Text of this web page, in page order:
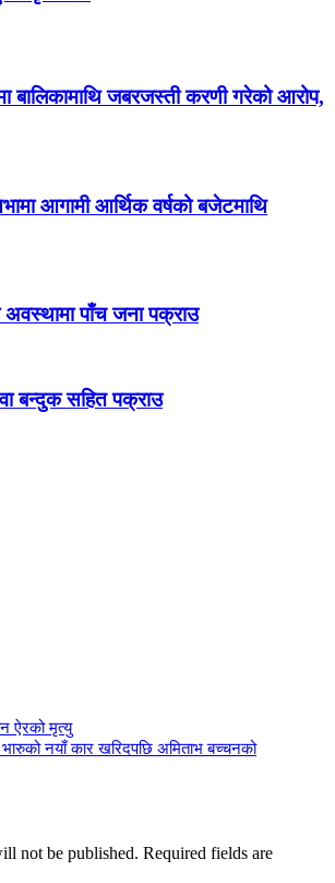
बालिकामाथि जबरजस्ती करणी गरेको आरोप,
आगामी आर्थिक वर्षको बजेटमाथि
पाँच जना पक्राउ
बन्दुक सहित पक्राउ
ऐरको मृत्यु
नयाँ कार खरिदपछि अमिताभ बच्चनको
not be published. Required fields are